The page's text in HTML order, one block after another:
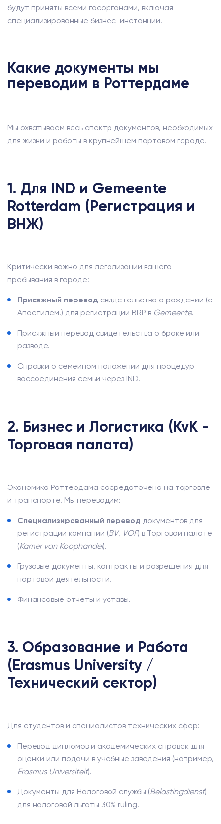
будут приняты всеми госорганами, включая
специализированные бизнес-инстанции.
Какие документы мы
переводим в Роттердаме
Мы охватываем весь спектр документов, необходимых
для жизни и работы в крупнейшем портовом городе.
1. Для IND и Gemeente
Rotterdam (Регистрация и
ВНЖ)
Критически важно для легализации вашего
пребывания в городе:
Присяжный перевод свидетельства о рождении (с
Апостилем!) для регистрации BRP в Gemeente.
Присяжный перевод свидетельства о браке или
разводе.
Справки о семейном положении для процедур
воссоединения семьи через IND.
2. Бизнес и Логистика (KvK -
Торговая палата)
Экономика Роттердама сосредоточена на торговле
и транспорте. Мы переводим:
Специализированный перевод документов для
регистрации компании (BV, VOF) в Торговой палате
(Kamer van Koophandel).
Грузовые документы, контракты и разрешения для
портовой деятельности.
Финансовые отчеты и уставы.
3. Образование и Работа
(Erasmus University /
Технический сектор)
Для студентов и специалистов технических сфер:
Перевод дипломов и академических справок для
оценки или подачи в учебные заведения (например,
Erasmus Universiteit).
Документы для Налоговой службы (Belastingdienst)
для налоговой льготы 30% ruling.